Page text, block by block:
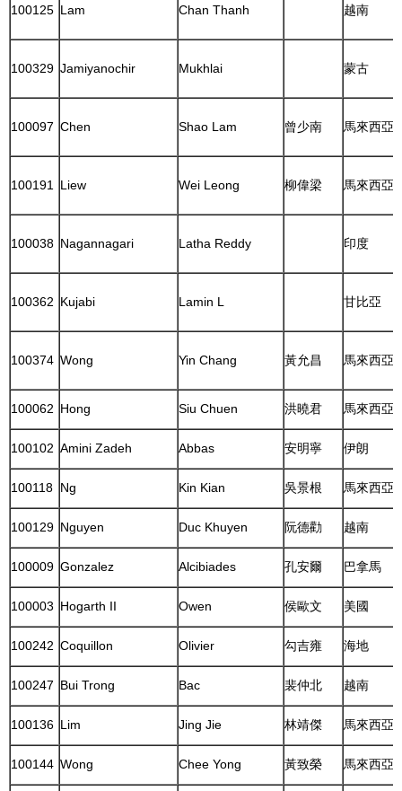
100125 Lam Chan Thanh 越南
100329 Jamiyanochir Mukhlai 蒙古
100097 Chen Shao Lam 曾少南 馬來西亞
100191 Liew Wei Leong 柳偉梁 馬來西亞
100038 Nagannagari Latha Reddy 印度
100362 Kujabi Lamin L 甘比亞
100374 Wong Yin Chang 黃允昌 馬來西亞
100062 Hong Siu Chuen 洪曉君 馬來西亞
100102 Amini Zadeh Abbas 安明寧 伊朗
100118 Ng Kin Kian 吳景根 馬來西亞
100129 Nguyen Duc Khuyen 阮德勸 越南
100009 Gonzalez Alcibiades 孔安爾 巴拿馬
100003 Hogarth II Owen 侯歐文 美國
100242 Coquillon Olivier 勾吉雍 海地
100247 Bui Trong Bac 裴仲北 越南
100136 Lim Jing Jie 林靖傑 馬來西亞
100144 Wong Chee Yong 黃致榮 馬來西亞